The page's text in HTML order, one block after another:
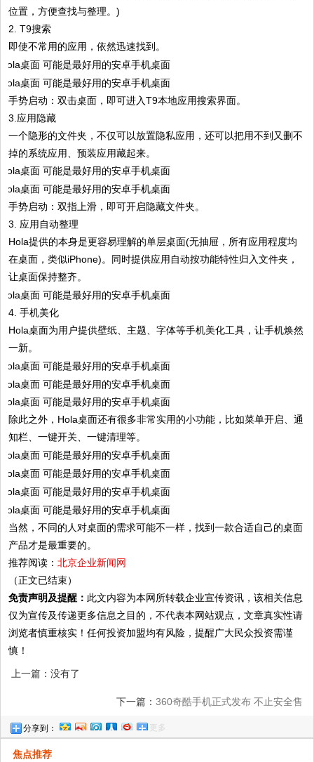
位置，方便查找与整理。)
2. T9搜索
即使不常用的应用，依然迅速找到。
手势启动：双击桌面，即可进入T9本地应用搜索界面。
3.应用隐藏
一个隐形的文件夹，不仅可以放置隐私应用，还可以把用不到又删不
掉的系统应用、预装应用藏起来。
手势启动：双指上滑，即可开启隐藏文件夹。
3. 应用自动整理
Hola提供的本身是更容易理解的单层桌面(无抽屉，所有应用程度均
在桌面，类似iPhone)。同时提供应用自动按功能特性归入文件夹，
让桌面保持整齐。
4. 手机美化
Hola桌面为用户提供壁纸、主题、字体等手机美化工具，让手机焕然
一新。
除此之外，Hola桌面还有很多非常实用的小功能，比如菜单开启、通
知栏、一键开关、一键清理等。
当然，不同的人对桌面的需求可能不一样，找到一款合适自己的桌面
产品才是最重要的。
推荐阅读：北京企业新闻网
（正文已结束）
免责声明及提醒： 此文内容为本网所转载企业宣传资讯，该相关信息
仅为宣传及传递更多信息之目的，不代表本网站观点，文章真实性请
浏览者慎重核实！任何投资加盟均有风险，提醒广大民众投资需谨
慎！
上一篇：没有了
下一篇： 360奇酷手机正式发布 不止安全售
分享到： 更多
焦点推荐